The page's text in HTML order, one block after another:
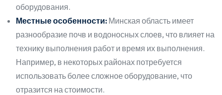
оборудования.
Местные особенности: Минская область имеет
разнообразие почв и водоносных слоев, что влияет на
технику выполнения работ и время их выполнения.
Например, в некоторых районах потребуется
использовать более сложное оборудование, что
отразится на стоимости.